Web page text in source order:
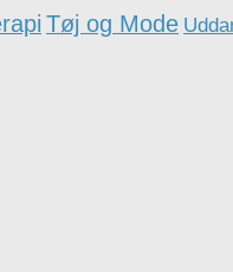
Tøj og Mode